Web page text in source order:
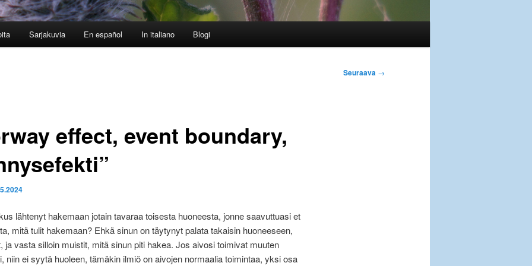
Sarjakuvia En español In italiano Blogi
Seuraava →
effect, event boundary,
lähtenyt hakemaan jotain tavaraa toisesta huoneesta, jonne saavuttuasi et
mitä tulit hakemaan? Ehkä sinun on täytynyt palata takaisin huoneeseen,
ja vasta silloin muistit, mitä sinun piti hakea. Jos aivosi toimivat muuten
niin ei syytä huoleen, tämäkin ilmiö on aivojen normaalia toimintaa, yksi osa